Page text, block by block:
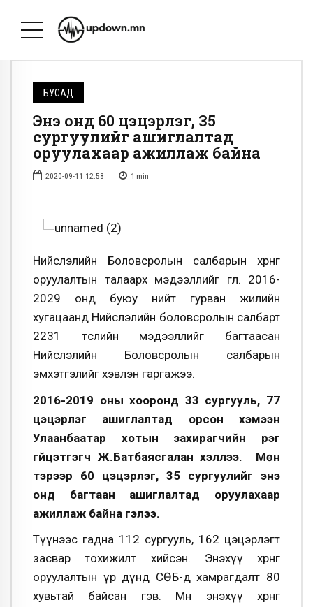
БУСАД
Энэ онд 60 цэцэрлэг, 35
сургуулийг ашиглалтад
оруулахаар ажиллаж байна
2020-09-11 12:58 1 min
Нийслэлийн Боловсролын салбарын хөрөнгө
оруулалтын талаарх мэдээллийг өглөө. 2016-
2029 онд буюу нийт гурван жилийн
хугацаанд Нийслэлийн боловсролын салбарт
2231 төслийн мэдээллийг багтаасан
Нийслэлийн Боловсролын салбарын
эмхэтгэлийг хэвлэн гаргажээ.
2016-2019 оны хооронд 33 сургууль, 77
цэцэрлэг ашиглалтад орсон хэмээн
Улаанбаатар хотын захирагчийн үүрэг
гүйцэтгэгч Ж.Батбаясгалан хэллээ. Мөн
тэрээр 60 цэцэрлэг, 35 сургуулийг энэ
онд багтаан ашиглалтад оруулахаар
ажиллаж байна гэлээ.
Түүнээс гадна 112 сургууль, 162 цэцэрлэгт
засвар тохижилт хийсэн. Энэхүү хөрөнгө
оруулалтын үр дүнд СӨБ-д хамрагдалт 80
хувьтай байсан гэв. Мөн энэхүү хөрөнгө